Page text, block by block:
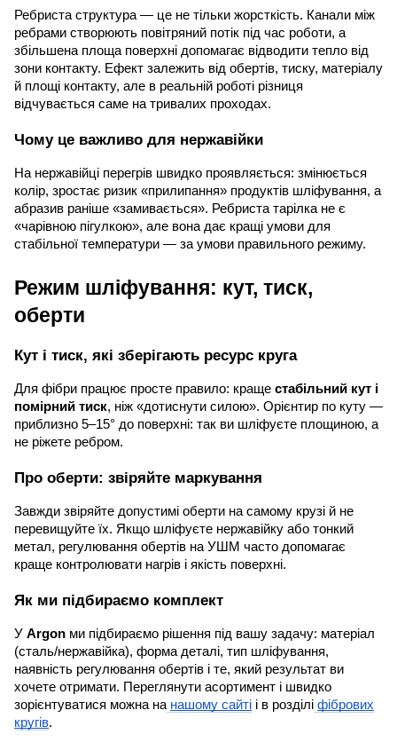
Ребриста структура — це не тільки жорсткість. Канали між
ребрами створюють повітряний потік під час роботи, а
збільшена площа поверхні допомагає відводити тепло від
зони контакту. Ефект залежить від обертів, тиску, матеріалу
й площі контакту, але в реальній роботі різниця
відчувається саме на тривалих проходах.
Чому це важливо для нержавійки
На нержавійці перегрів швидко проявляється: змінюється
колір, зростає ризик «прилипання» продуктів шліфування, а
абразив раніше «замивається». Ребриста тарілка не є
«чарівною пігулкою», але вона дає кращі умови для
стабільної температури — за умови правильного режиму.
Режим шліфування: кут, тиск,
оберти
Кут і тиск, які зберігають ресурс круга
Для фібри працює просте правило: краще стабільний кут і
помірний тиск, ніж «дотиснути силою». Орієнтир по куту —
приблизно 5–15° до поверхні: так ви шліфуєте площиною, а
не ріжете ребром.
Про оберти: звіряйте маркування
Завжди звіряйте допустимі оберти на самому крузі й не
перевищуйте їх. Якщо шліфуєте нержавійку або тонкий
метал, регулювання обертів на УШМ часто допомагає
краще контролювати нагрів і якість поверхні.
Як ми підбираємо комплект
У Argon ми підбираємо рішення під вашу задачу: матеріал
(сталь/нержавійка), форма деталі, тип шліфування,
наявність регулювання обертів і те, який результат ви
хочете отримати. Переглянути асортимент і швидко
зорієнтуватися можна на нашому сайті і в розділі фібрових
кругів.